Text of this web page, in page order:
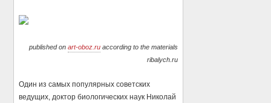
published on art-oboz.ruaccording to the materials
ribalych.ru
Один из самых популярных советских
ведущих, доктор биологических наук Николай